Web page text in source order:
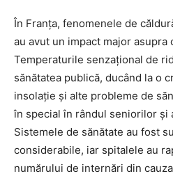
În Franța, fenomenele de
au avut un impact major asupra
Temperaturile senzațional de
sănătatea publică, ducând la o
insolație și alte probleme de
în special în rândul seniorilor și
Sistemele de sănătate au fost
considerabile, iar spitalele au
numărului de internări din